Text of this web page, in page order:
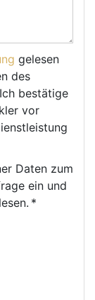
gelesen
des
bestätige
vor
Daten zum
ein und
*